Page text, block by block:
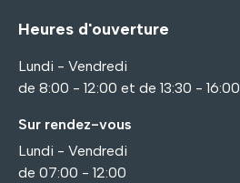
Heures d'ouverture
Lundi - Vendredi
de 8:00 - 12:00 et de 13:30 - 16:00
Sur rendez-vous
Lundi - Vendredi
de 07:00 - 12:00